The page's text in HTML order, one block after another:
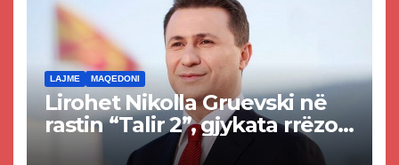
LAJME MAQEDONI
Lirohet Nikolla Gruevski në
rastin “Talir 2”, gjykata rrëzon
akuzat për ndërtimin e